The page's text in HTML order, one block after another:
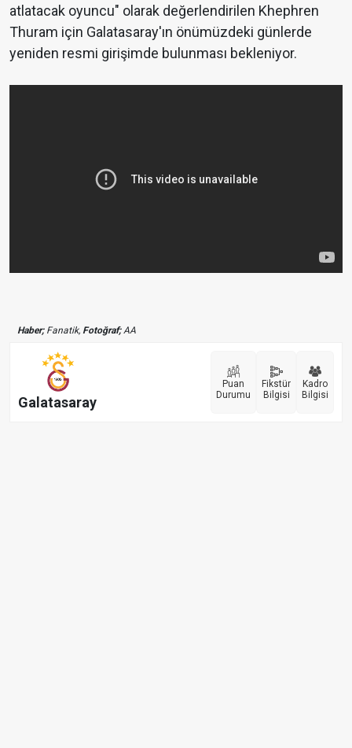
atlatacak oyuncu" olarak değerlendirilen Khephren
Thuram için Galatasaray'ın önümüzdeki günlerde
yeniden resmi girişimde bulunması bekleniyor.
Haber;Fanatik, Fotoğraf;AA
Galatasaray
Puan
Durumu
Fikstür
Bilgisi
Kadro
Bilgisi